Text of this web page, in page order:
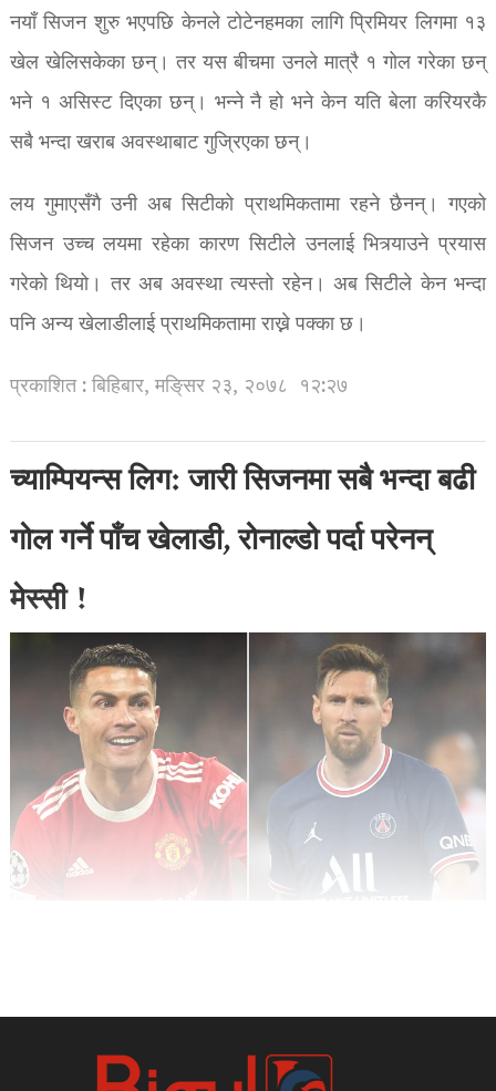
नयाँ सिजन शुरु भएपछि केनले टोटेनहमका लागि प्रिमियर लिगमा १३
खेल खेलिसकेका छन्। तर यस बीचमा उनले मात्रै १ गोल गरेका छन्
भने १ असिस्ट दिएका छन्। भन्ने नै हो भने केन यति बेला करियरकै
सबै भन्दा खराब अवस्थाबाट गुज्रिएका छन्।
लय गुमाएसँगै उनी अब सिटीको प्राथमिकतामा रहने छैनन्। गएको
सिजन उच्च लयमा रहेका कारण सिटीले उनलाई भित्र्याउने प्रयास
गरेको थियो। तर अब अवस्था त्यस्तो रहेन। अब सिटीले केन भन्दा
पनि अन्य खेलाडीलाई प्राथमिकतामा राख्ने पक्का छ।
प्रकाशित : बिहिबार, मङि्सर २३, २०७८ १२:२७
च्याम्पियन्स लिग: जारी सिजनमा सबै भन्दा बढी
गोल गर्ने पाँच खेलाडी, रोनाल्डो पर्दा परेनन्
मेस्सी !